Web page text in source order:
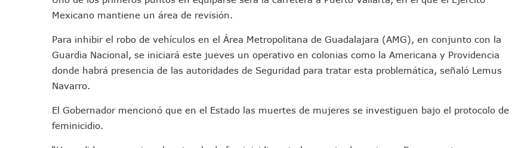
Dictan Prisión Preventiva A Exdirector De Pemex Por Presunta Violencia Familiar Y Vicaria
Puente Amado Nervo Avanza En Un 80%, ¿se Abrirá Este Julio 2026?
C5 Jalisco Recupera Vehículo Robado De Puerto Vallarta En Jarretaderas
Lamenta Demolición De Finca Tradicional El Colegio De Arquitectos De Vallarta
Alejandro, Julión Y Alfredito Darán Magna Serenata En La Minerva
Mexicano mantiene un área de revisión.
Para inhibir el robo de vehículos en el Área Metropolitana de Guadalajara (AMG), en conjunto con la
Guardia Nacional, se iniciará este jueves un operativo en colonias como la Americana y Providencia
donde habrá presencia de las autoridades de Seguridad para tratar esta problemática, señaló Lemus
Navarro.
El Gobernador mencionó que en el Estado las muertes de mujeres se investiguen bajo el protocolo de
feminicidio.